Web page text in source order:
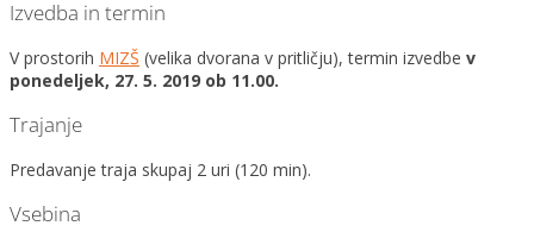
Izvedba in termin
V prostorih MIZŠ (velika dvorana v pritličju), termin izvedbe v
ponedeljek, 27. 5. 2019 ob 11.00.
Trajanje
Predavanje traja skupaj 2 uri (120 min).
Vsebina